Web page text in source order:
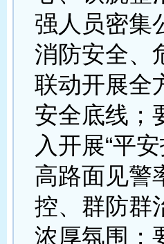
强人员密集
消防安全、
联动开展全
安全底线；
入开展“平
高路面见警
控、群防群
浓厚氛围；